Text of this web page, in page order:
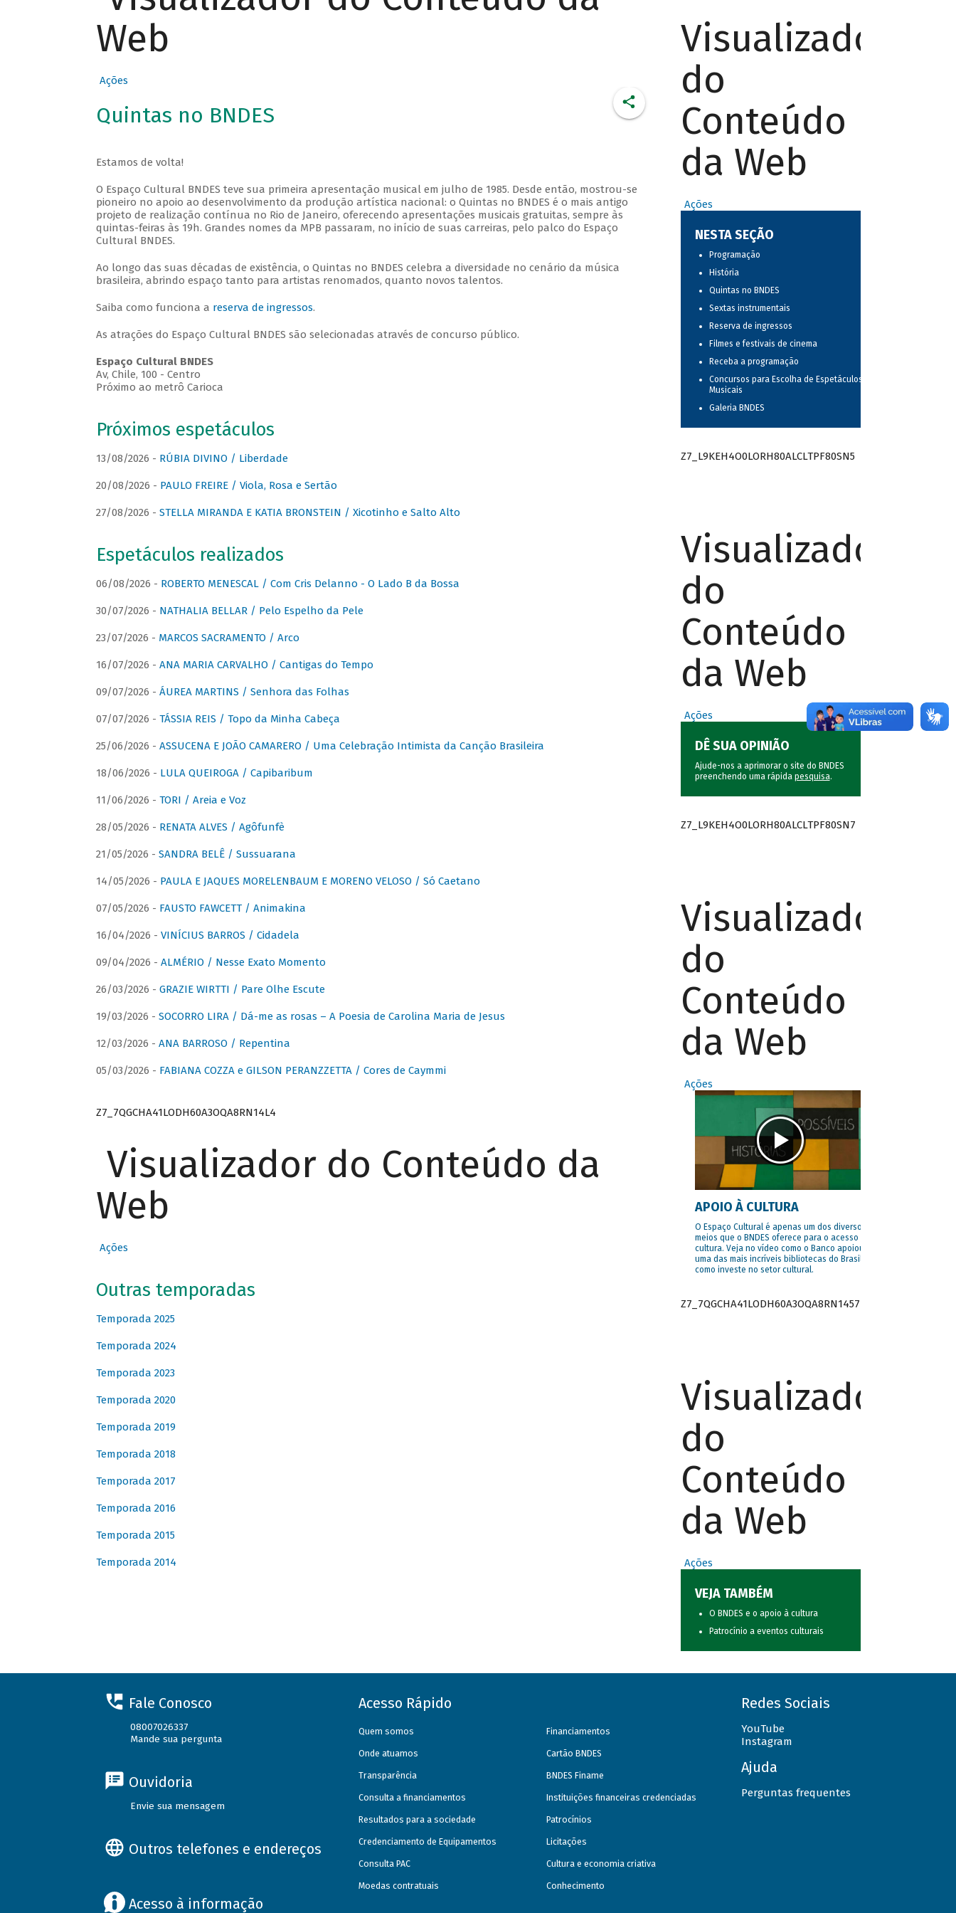
Web
Ações
Quintas no BNDES
Estamos de volta!
O Espaço Cultural BNDES teve sua primeira apresentação musical em julho de 1985. Desde então, mostrou-se
pioneiro no apoio ao desenvolvimento da produção artística nacional: o Quintas no BNDES é o mais antigo
projeto de realização contínua no Rio de Janeiro, oferecendo apresentações musicais gratuitas, sempre às
quintas-feiras às 19h. Grandes nomes da MPB passaram, no início de suas carreiras, pelo palco do Espaço
Cultural BNDES.
Ao longo das suas décadas de existência, o Quintas no BNDES celebra a diversidade no cenário da música
brasileira, abrindo espaço tanto para artistas renomados, quanto novos talentos.
Saiba como funciona a reserva de ingressos.
As atrações do Espaço Cultural BNDES são selecionadas através de concurso público.
Espaço Cultural BNDES
Av, Chile, 100 - Centro
Próximo ao metrô Carioca
Próximos espetáculos
13/08/2026 - RÚBIA DIVINO / Liberdade
20/08/2026 - PAULO FREIRE / Viola, Rosa e Sertão
27/08/2026 - STELLA MIRANDA E KATIA BRONSTEIN / Xicotinho e Salto Alto
Espetáculos realizados
06/08/2026 - ROBERTO MENESCAL / Com Cris Delanno - O Lado B da Bossa
30/07/2026 - NATHALIA BELLAR / Pelo Espelho da Pele
23/07/2026 - MARCOS SACRAMENTO / Arco
16/07/2026 - ANA MARIA CARVALHO / Cantigas do Tempo
09/07/2026 - ÁUREA MARTINS / Senhora das Folhas
07/07/2026 - TÁSSIA REIS / Topo da Minha Cabeça
25/06/2026 - ASSUCENA E JOÃO CAMARERO / Uma Celebração Intimista da Canção Brasileira
18/06/2026 - LULA QUEIROGA / Capibaribum
11/06/2026 - TORI / Areia e Voz
28/05/2026 - RENATA ALVES / Agôfunfè
21/05/2026 - SANDRA BELÊ / Sussuarana
14/05/2026 - PAULA E JAQUES MORELENBAUM E MORENO VELOSO / Só Caetano
07/05/2026 - FAUSTO FAWCETT / Animakina
16/04/2026 - VINÍCIUS BARROS / Cidadela
09/04/2026 - ALMÉRIO / Nesse Exato Momento
26/03/2026 - GRAZIE WIRTTI / Pare Olhe Escute
19/03/2026 - SOCORRO LIRA / Dá-me as rosas – A Poesia de Carolina Maria de Jesus
12/03/2026 - ANA BARROSO / Repentina
05/03/2026 - FABIANA COZZA e GILSON PERANZZETTA / Cores de Caymmi
Z7_7QGCHA41LODH60A3OQA8RN14L4
Visualizador do Conteúdo da
Web
Ações
Outras temporadas
Temporada 2025
Temporada 2024
Temporada 2023
Temporada 2020
Temporada 2019
Temporada 2018
Temporada 2017
Temporada 2016
Temporada 2015
Temporada 2014
Visualizador
do
Conteúdo
da Web
Ações
NESTA SEÇÃO
Programação
História
Quintas no BNDES
Sextas instrumentais
Reserva de ingressos
Filmes e festivais de cinema
Receba a programação
Concursos para Escolha de Espetáculos
Musicais
Galeria BNDES
Z7_L9KEH4O0LORH80ALCLTPF80SN5
Visualizador
do
Conteúdo
da Web
Ações
DÊ SUA OPINIÃO
Ajude-nos a aprimorar o site do BNDES
preenchendo uma rápida pesquisa.
Z7_L9KEH4O0LORH80ALCLTPF80SN7
Visualizador
do
Conteúdo
da Web
Ações
APOIO À CULTURA
O Espaço Cultural é apenas um dos diversos
meios que o BNDES oferece para o acesso à
cultura. Veja no vídeo como o Banco apoiou
uma das mais incríveis bibliotecas do Brasil e
como investe no setor cultural.
Z7_7QGCHA41LODH60A3OQA8RN1457
Visualizador
do
Conteúdo
da Web
Ações
VEJA TAMBÉM
O BNDES e o apoio à cultura
Patrocínio a eventos culturais
Fale Conosco
08007026337
Mande sua pergunta
Ouvidoria
Envie sua mensagem
Outros telefones e endereços
Acesso à informação
Acesso Rápido
Quem somos
Onde atuamos
Transparência
Consulta a financiamentos
Resultados para a sociedade
Credenciamento de Equipamentos
Consulta PAC
Moedas contratuais
Financiamentos
Cartão BNDES
BNDES Finame
Instituições financeiras credenciadas
Patrocínios
Licitações
Cultura e economia criativa
Conhecimento
Redes Sociais
YouTube
Instagram
Ajuda
Perguntas frequentes